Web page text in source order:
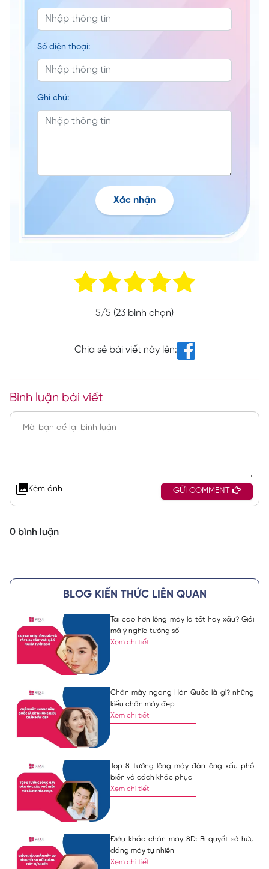
Số điện thoại:
Ghi chú:
Xác nhận
5/5 (23 bình chọn)
Chia sẻ bài viết này lên:
Bình luận bài viết
Kèm ảnh GỬI COMMENT
0 bình luận
BLOG KIẾN THỨC LIÊN QUAN
Tai cao hơn lông mày là tốt hay xấu? Giải
mã ý nghĩa tướng số
Xem chi tiết
Chân mày ngang Hàn Quốc là gì? những
kiểu chân mày đẹp
Xem chi tiết
Top 8 tướng lông mày đàn ông xấu phổ
biến và cách khắc phục
Xem chi tiết
Điêu khắc chân mày 8D: Bí quyết sở hữu
dáng mày tự nhiên
Xem chi tiết